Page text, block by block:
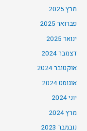
מרץ 2025
פברואר 2025
ינואר 2025
דצמבר 2024
אוקטובר 2024
אוגוסט 2024
יוני 2024
מרץ 2024
נובמבר 2023